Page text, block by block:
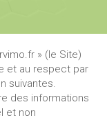
» (le Site)
et au respect par
suivantes.
des informations
et non